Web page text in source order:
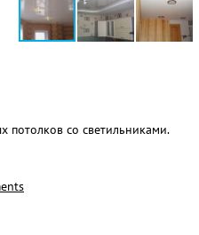
потолков со светильниками.